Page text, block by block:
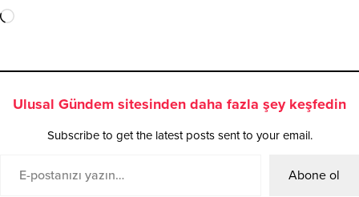
Ulusal Gündem sitesinden daha fazla şey keşfedin
Subscribe to get the latest posts sent to your email.
Abone ol